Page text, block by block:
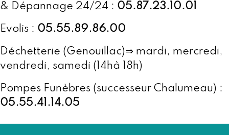
& Dépannage 24/24 : 05.87.23.10.01
Evolis : 05.55.89.86.00
Déchetterie (Genouillac)⇒ mardi, mercredi,
vendredi, samedi (14hà 18h)
Pompes Funèbres (successeur Chalumeau) :
05.55.41.14.05